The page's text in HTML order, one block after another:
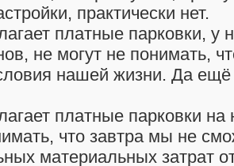
практически нет.
платные парковки, у
не могут не понимать,
нашей жизни. Да ещё
платные парковки
что завтра мы не
материальных затрат